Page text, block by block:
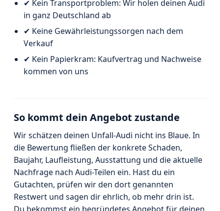
✔ Kein Transportproblem: Wir holen deinen Audi
in ganz Deutschland ab
✔ Keine Gewährleistungssorgen nach dem
Verkauf
✔ Kein Papierkram: Kaufvertrag und Nachweise
kommen von uns
So kommt dein Angebot zustande
Wir schätzen deinen Unfall-Audi nicht ins Blaue. In
die Bewertung fließen der konkrete Schaden,
Baujahr, Laufleistung, Ausstattung und die aktuelle
Nachfrage nach Audi-Teilen ein. Hast du ein
Gutachten, prüfen wir den dort genannten
Restwert und sagen dir ehrlich, ob mehr drin ist.